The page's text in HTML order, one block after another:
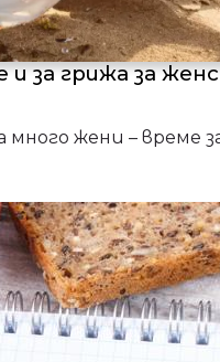
и за грижа за
жени – време